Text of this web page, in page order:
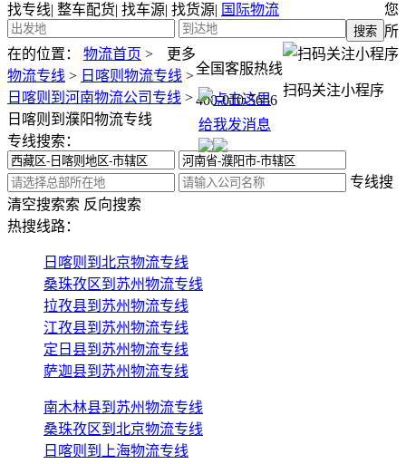
找专线| 整车配货| 找车源| 找货源| 国际物流
全国客服热线
400-010-5656
扫码关注小程序
更多
您
所
在的位置：
物流首页 >
物流专线 > 日喀则物流专线 >
日喀则到河南物流公司专线 >
日喀则到濮阳物流专线
专线搜索：
专线搜
索 反向搜索
清空搜索
热搜线路：
日喀则到北京物流专线
桑珠孜区到苏州物流专线
拉孜县到苏州物流专线
江孜县到苏州物流专线
定日县到苏州物流专线
萨迦县到苏州物流专线
南木林县到苏州物流专线
桑珠孜区到北京物流专线
日喀则到上海物流专线